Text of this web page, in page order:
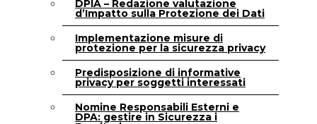
DPIA – Redazione valutazione
d’Impatto sulla Protezione dei Dati
Implementazione misure di
protezione per la sicurezza privacy
Predisposizione di informative
privacy per soggetti interessati
Nomine Responsabili Esterni e
DPA: gestire in Sicurezza i